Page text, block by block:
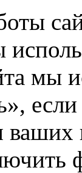
мы
если